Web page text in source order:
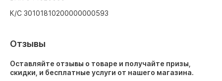
К/С 30101810200000000593
Отзывы
Оставляйте отзывы о товаре и получайте призы,
скидки, и бесплатные услуги от нашего магазина.